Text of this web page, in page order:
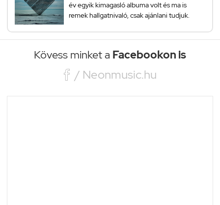
év egyik kimagasló albuma volt és ma is
remek hallgatnivaló, csak ajánlani tudjuk.
Kövess minket a Facebookon is
 / Neonmusic.hu